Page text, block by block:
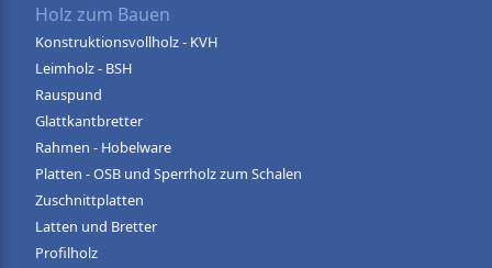
Holz zum Bauen
Konstruktionsvollholz - KVH
Leimholz - BSH
Rauspund
Glattkantbretter
Rahmen - Hobelware
Platten - OSB und Sperrholz zum Schalen
Zuschnittplatten
Latten und Bretter
Profilholz